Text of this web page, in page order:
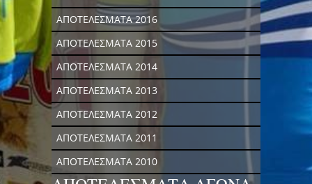
ΑΠΟΤΕΛΕΣΜΑΤΑ 2016
ΑΠΟΤΕΛΕΣΜΑΤΑ 2015
ΑΠΟΤΕΛΕΣΜΑΤΑ 2014
ΑΠΟΤΕΛΕΣΜΑΤΑ 2013
ΑΠΟΤΕΛΕΣΜΑΤΑ 2012
ΑΠΟΤΕΛΕΣΜΑΤΑ 2011
ΑΠΟΤΕΛΕΣΜΑΤΑ 2010